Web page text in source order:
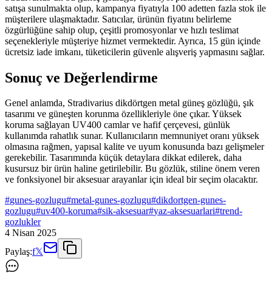
satışa sunulmakta olup, kampanya fiyatıyla 100 adetten fazla stok ile
müşterilere ulaşmaktadır. Satıcılar, ürünün fiyatını belirleme
özgürlüğüne sahip olup, çeşitli promosyonlar ve hızlı teslimat
seçenekleriyle müşteriye hizmet vermektedir. Ayrıca, 15 gün içinde
ücretsiz iade imkanı, tüketicilerin güvenle alışveriş yapmasını sağlar.
Sonuç ve Değerlendirme
Genel anlamda, Stradivarius dikdörtgen metal güneş gözlüğü, şık
tasarımı ve güneşten korunma özellikleriyle öne çıkar. Yüksek
koruma sağlayan UV400 camlar ve hafif çerçevesi, günlük
kullanımda rahatlık sunar. Kullanıcıların memnuniyet oranı yüksek
olmasına rağmen, yapısal kalite ve uyum konusunda bazı gelişmeler
gerekebilir. Tasarımında küçük detaylara dikkat edilerek, daha
kusursuz bir ürün haline getirilebilir. Bu gözlük, stiline önem veren
ve fonksiyonel bir aksesuar arayanlar için ideal bir seçim olacaktır.
#gunes-gozlugu#metal-gunes-gozlugu#dikdortgen-gunes-
gozlugu#uv400-koruma#sik-aksesuar#yaz-aksesuarlari#trend-
gozlukler
4 Nisan 2025
Paylaş:f𝕏